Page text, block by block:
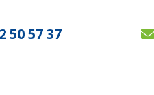
50 57 37